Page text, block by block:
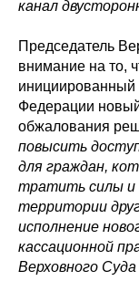
канал
Председатель
внимание на то,
Федерации
обжалования
повысить
для граждан,
тратить силы и
территории
исполнение
кассационной
Верховного